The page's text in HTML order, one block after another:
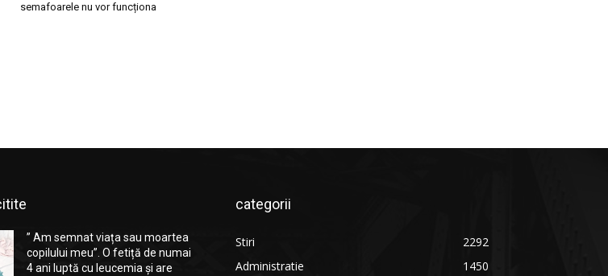
semafoarele nu vor funcționa
” Am semnat viața sau moartea
copilului meu”. O fetiță de numai
4 ani luptă cu leucemia și are
categorii
Stiri
2292
Administratie
1450